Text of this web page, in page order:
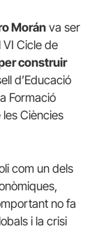
Morán va ser
VI Cicle de
construir
d’Educació
Formació
Ciències
com un dels
no fa
i la crisi